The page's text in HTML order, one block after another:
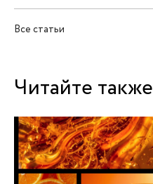
Все статьи
Читайте также